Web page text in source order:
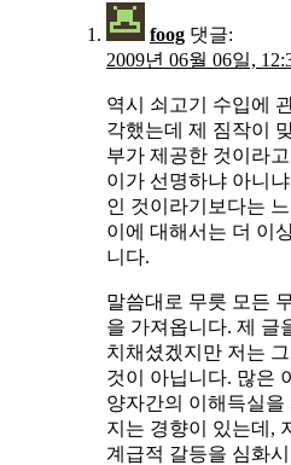
foog 댓글:
2009년 06월 06일,
역시 쇠고기 수입에
각했는데 제 짐작이
부가 제공한 것이라
이가 선명하냐 아니
인 것이라기보다는
이에 대해서는 더 이
니다.
말씀대로 무릇 모든
을 가져옵니다. 제 글
치채셨겠지만 저는
것이 아닙니다. 많은
양자간의 이해득실
지는 경향이 있는데,
계급적 갈등을 심화